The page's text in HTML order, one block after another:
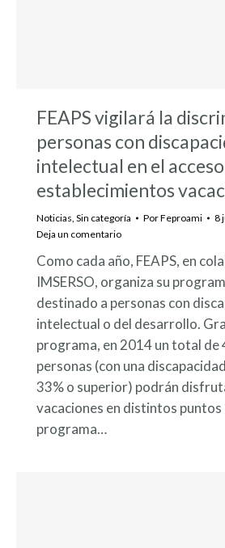
FEAPS vigilará la
personas con
intelectual en el acceso
establecimientos
Noticias Sin categoría PorFeproami
8
Deja un comentario
Como cada año, FEAPS, en
IMSERSO, organiza su
destinado a personas con
intelectual o del desarrollo.
programa, en 2014 un total de
personas (con una
33% o superior) podrán
vacaciones en distintos puntos
programa…